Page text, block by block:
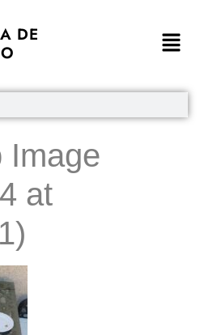
DE
Image
at